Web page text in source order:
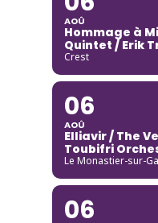
AOÛ
Hommage à
Quintet / Erik
Crest
06
AOÛ
Elliavir / The
Toubifri
Le Monastier-sur-
06